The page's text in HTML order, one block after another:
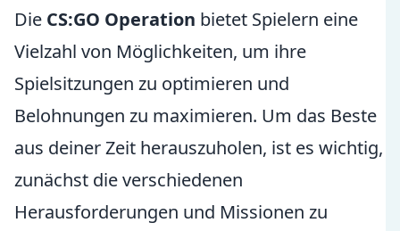
Die CS:GO Operation bietet Spielern eine
Vielzahl von Möglichkeiten, um ihre
Spielsitzungen zu optimieren und
Belohnungen zu maximieren. Um das Beste
aus deiner Zeit herauszuholen, ist es wichtig,
zunächst die verschiedenen
Herausforderungen und Missionen zu